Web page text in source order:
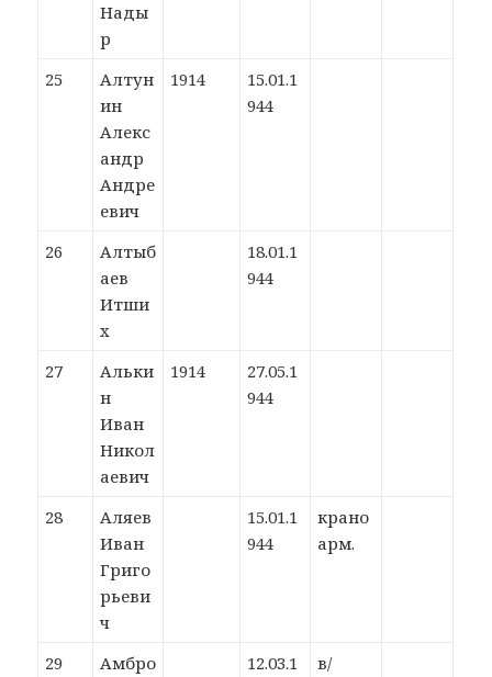
Нады
р
25
Алтун
ин
Алекс
андр
Андре
евич
1914
15.01.1
944
26
Алтыб
аев
Итши
х
18.01.1
944
27
Альки
н
Иван
Никол
аевич
1914
27.05.1
944
28
Аляев
Иван
Григо
рьеви
ч
15.01.1
944
крано
арм.
29
Амбро
12.03.1
в/